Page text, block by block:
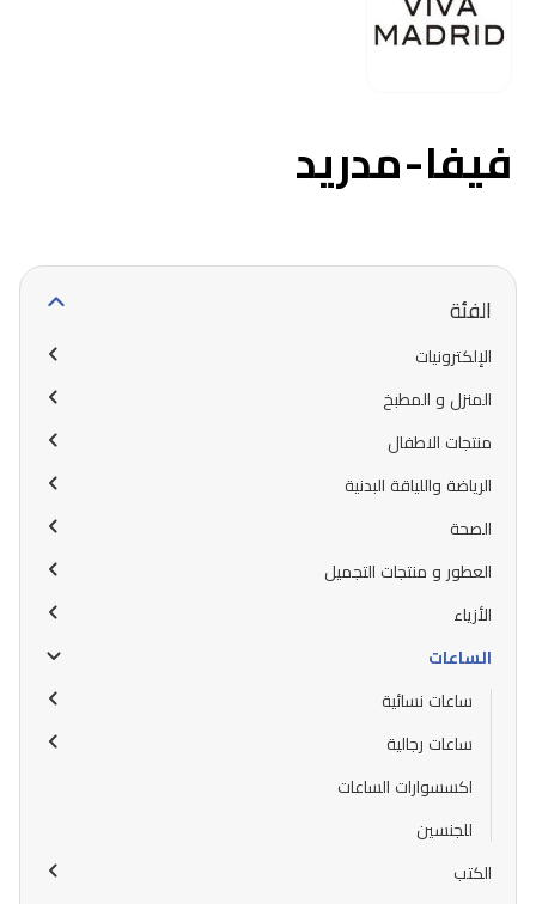
فيفا-مدريد
الفئة
الإلكترونيات
المنزل و المطبخ
منتجات الاطفال
الرياضة واللياقة البدنية
الصحة
العطور و منتجات التجميل
الأزياء
الساعات
ساعات نسائية
ساعات رجالية
اكسسوارات الساعات
للجنسين
الكتب